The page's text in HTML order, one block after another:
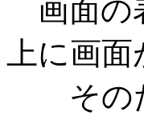
画面の
上に画
そのた